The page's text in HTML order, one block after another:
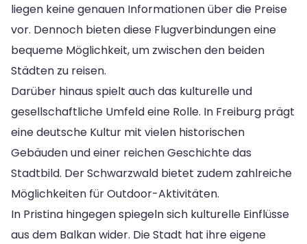
liegen keine genauen Informationen über die Preise
vor. Dennoch bieten diese Flugverbindungen eine
bequeme Möglichkeit, um zwischen den beiden
Städten zu reisen.
Darüber hinaus spielt auch das kulturelle und
gesellschaftliche Umfeld eine Rolle. In Freiburg prägt
eine deutsche Kultur mit vielen historischen
Gebäuden und einer reichen Geschichte das
Stadtbild. Der Schwarzwald bietet zudem zahlreiche
Möglichkeiten für Outdoor-Aktivitäten.
In Pristina hingegen spiegeln sich kulturelle Einflüsse
aus dem Balkan wider. Die Stadt hat ihre eigene